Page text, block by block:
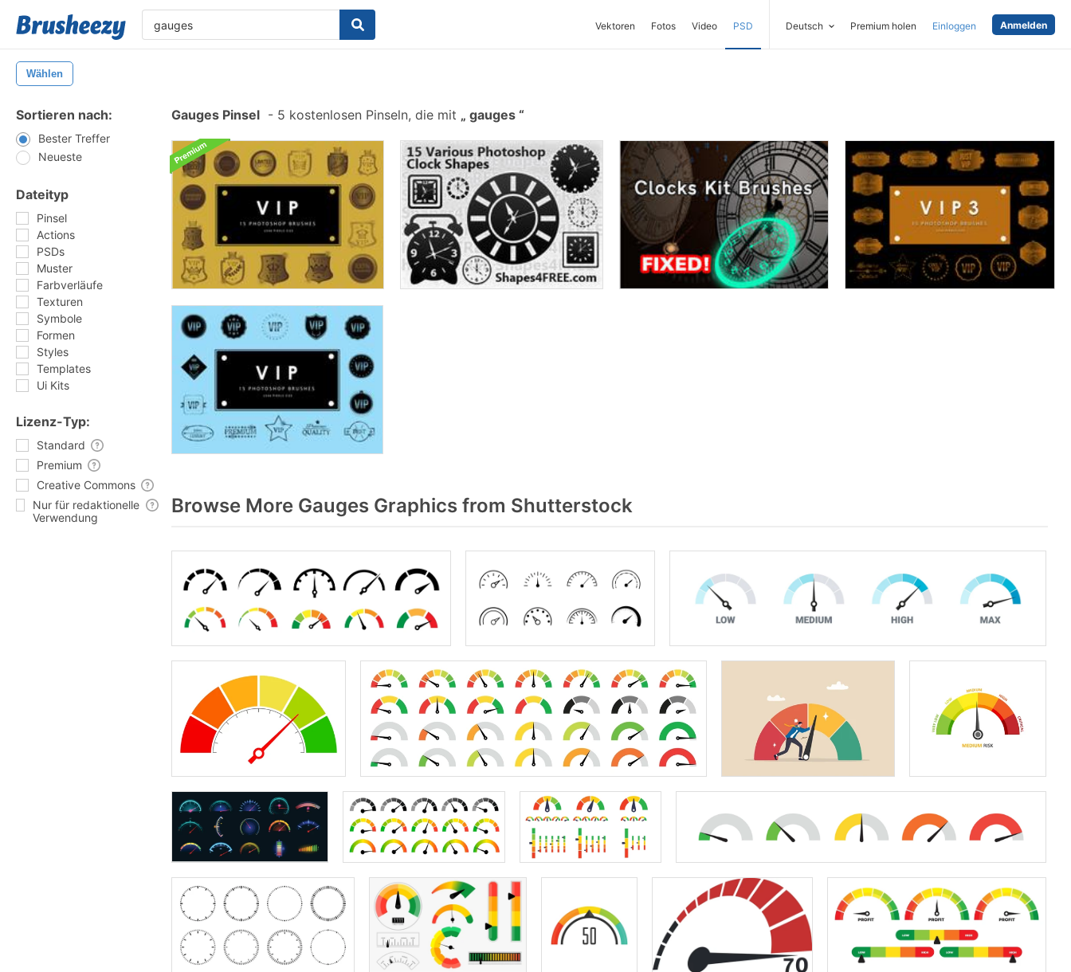
Vektoren Fotos Video PSD Deutsch Premium holen Einloggen Anmelden
Wählen
Sortieren nach:
Bester Treffer
Neueste
Dateityp
Pinsel
Actions
PSDs
Muster
Farbverläufe
Texturen
Symbole
Formen
Styles
Templates
Ui Kits
Lizenz-Typ:
Standard
Premium
Creative Commons
Nur für redaktionelle
Verwendung
Gauges Pinsel - 5 kostenlosen Pinseln, die mit gauges
Browse More Gauges Graphics from Shutterstock